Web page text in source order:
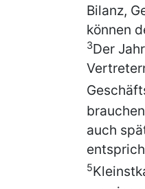
Bilanz,
können
3Der
auch
5